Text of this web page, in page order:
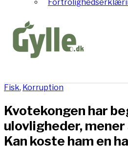
Fisk, Korruption
Kvotekongen har
ulovligheder,
Kan koste ham en